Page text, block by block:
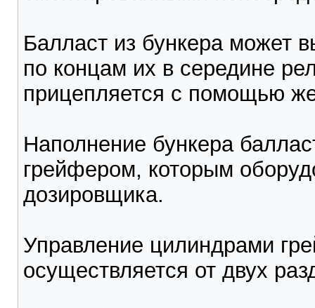
Балласт из бункера может
по концам их в середине
прицепляется с помощью
Наполнение бункера
грейфером, которым
дозировщика.
Управление цилиндрами
осуществляется от двух